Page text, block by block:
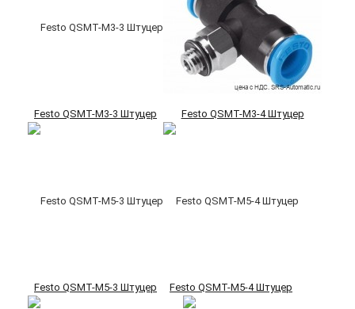
Festo QSMT-M3-3 Штуцер Festo QSMT-M3-4 Штуцер
Festo QSMT-M5-3 Штуцер Festo QSMT-M5-4 Штуцер